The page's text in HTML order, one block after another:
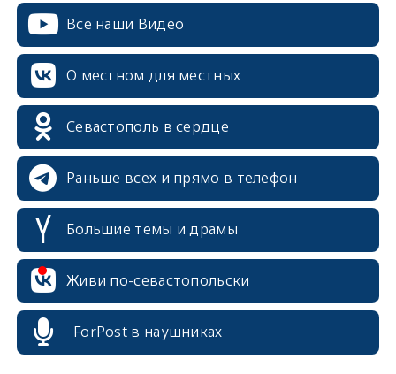
Все наши Видео
О местном для местных
Севастополь в сердце
Раньше всех и прямо в телефон
Большие темы и драмы
Живи по-севастопольски
ForPost в наушниках
erid: 2SDnjcrDNw6